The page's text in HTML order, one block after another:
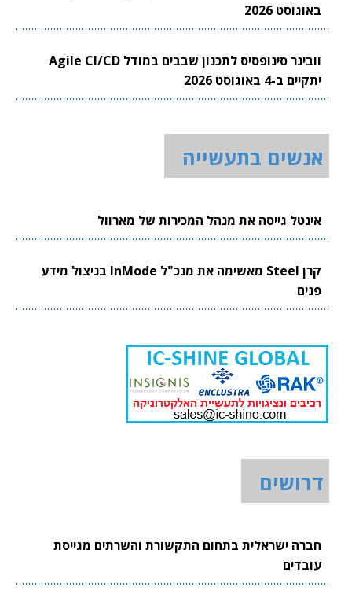
באוגוסט 2026
וובינר סינופסיס לתכנון שבבים במודל Agile CI/CD
יתקיים ב-4 באוגוסט 2026
אנשים בתעשייה
אינטל גייסה את מנהל המכירות של מארוול
קרן Steel מאשימה את מנכ"ל InMode בניצול מידע
פנים
דרושים
חברה ישראלית בתחום התקשורת והשרתים מגייסת
עובדים